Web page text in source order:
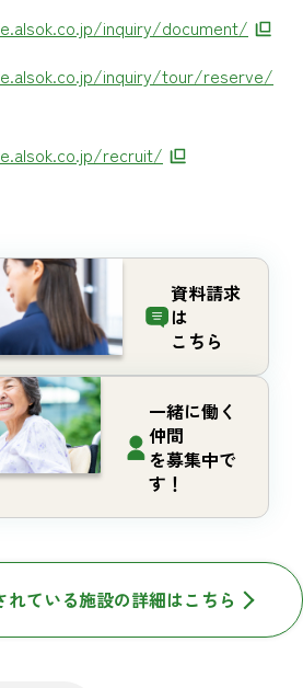
inquiry/document/
inquiry/tour/reserve/​
recruit/
資料請求
は
こちら
一緒に働く
仲間
を募集中で
す！
れている施設の詳細はこちら